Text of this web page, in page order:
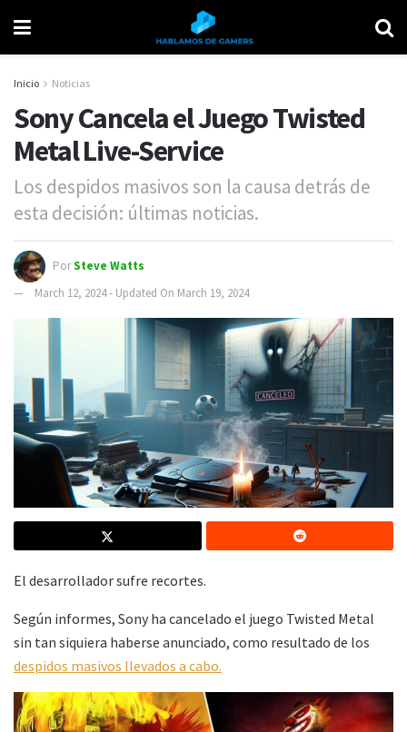
Inicio Noticias
Sony Cancela el Juego Twisted
Metal Live-Service
Los despidos masivos son la causa detrás de
esta decisión: últimas noticias.
PorSteve Watts
March 12, 2024 - Updated On March 19, 2024
El desarrollador sufre recortes.
Según informes, Sony ha cancelado el juego Twisted Metal
sin tan siquiera haberse anunciado, como resultado de los
despidos masivos llevados a cabo.